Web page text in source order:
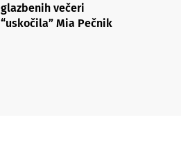
glazbenih večeri
“uskočila” Mia Pečnik